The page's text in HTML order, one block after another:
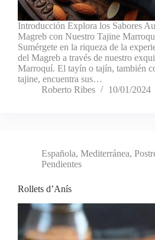
Introducción Explora los Sabores
Magreb con Nuestro Tajine
Sumérgete en la riqueza de la
del Magreb a través de nuestro
Marroquí. El tayín o tajín, también
tajine, encuentra sus…
Roberto Ribes
10/01/2024
Española, Mediterránea,
Pendientes
Rollets d’Anís